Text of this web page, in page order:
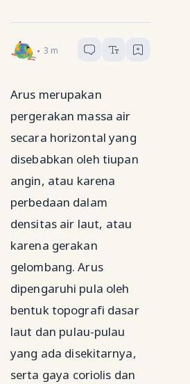
Geograf Muda
3 menit baca
Arus merupakan
pergerakan massa air
secara horizontal yang
disebabkan oleh tiupan
angin, atau karena
perbedaan dalam
densitas air laut, atau
karena gerakan
gelombang. Arus
dipengaruhi pula oleh
bentuk topografi dasar
laut dan pulau-pulau
yang ada disekitarnya,
serta gaya coriolis dan